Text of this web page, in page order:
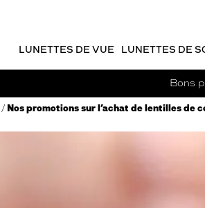
LUNETTES DE VUE LUNETTES DE
Bons
Nos promotions sur l’achat de lentilles de